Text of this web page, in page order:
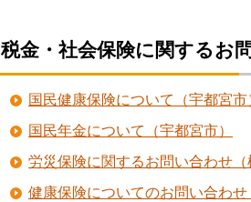
税金・社会保険に関するお
国民健康保険について（宇都宮市
国民年金について（宇都宮市）
労災保険に関するお問い合わせ（
健康保険についてのお問い合わせ